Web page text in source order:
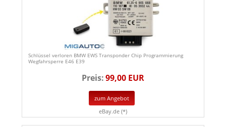
Schlüssel verloren BMW EWS Transponder Chip Programmierung
Wegfahrsperre E46 E39
Preis:99,00 EUR
zum Angebot
eBay.de (*)